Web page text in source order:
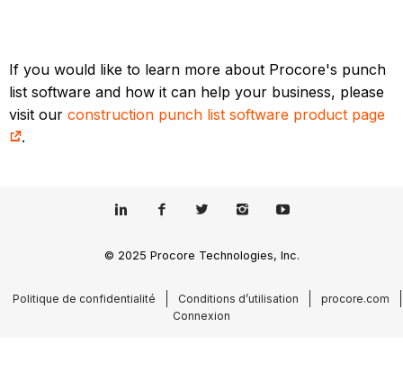
If you would like to learn more about Procore's punch
list software and how it can help your business, please
visit ourconstruction punch list software product page
.
© 2025 Procore Technologies, Inc.
Politique de confidentialité Conditions d’utilisation
procore.com
Connexion